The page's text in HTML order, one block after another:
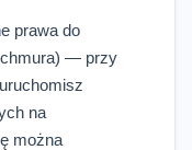
prawa do
chmura) — przy
na
można